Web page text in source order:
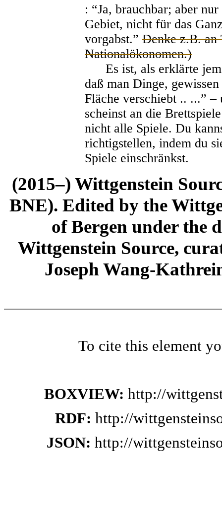
: “Ja, brauchbar; aber
Gebiet, nicht für das
vorgabst.” Denke z.B. an
Nationalökonomen.)
Es ist, als erklärte
daß man Dinge,
Fläche verschiebt .. ...”
scheinst an die
nicht alle Spiele. Du
richtigstellen, indem du
Spiele einschränkst.
(2015–) Wittgenstein
BNE). Edited by the
of Bergen under the
Wittgenstein Source,
Joseph Wang-
To cite this element
BOXVIEW: http://
RDF: http://
JSON: http://